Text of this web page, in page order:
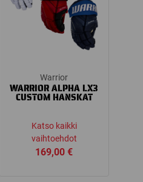
Warrior
WARRIOR ALPHA LX3
CUSTOM HANSKAT
Katso kaikki
vaihtoehdot
169,00€